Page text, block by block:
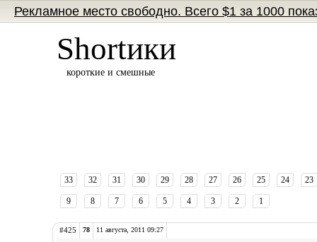
Рекламное место свободно. Всего $1 за 1000
Shortики
короткие и смешные
33 32 31 30 29 28 27 26 25 24 23
9 8 7 6 5 4 3 2 1
#425 78 11 августа, 2011 09:27